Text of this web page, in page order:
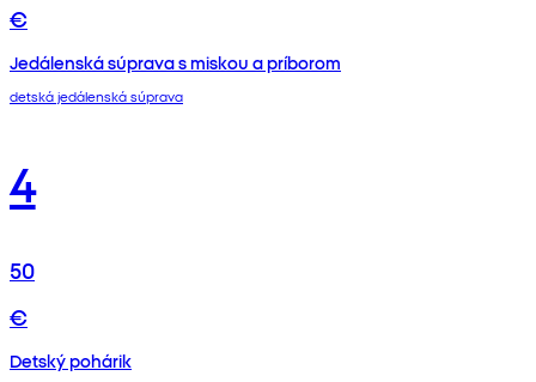
€
Jedálenská súprava s miskou a príborom
detská jedálenská súprava
4
50
€
Detský pohárik